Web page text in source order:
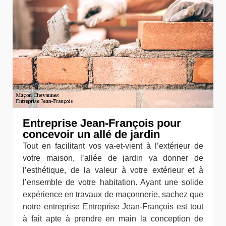
Entreprise Jean-François pour
concevoir un allé de jardin
Tout en facilitant vos va-et-vient à l’extérieur de
votre maison, l’allée de jardin va donner de
l’esthétique, de la valeur à votre extérieur et à
l’ensemble de votre habitation. Ayant une solide
expérience en travaux de maçonnerie, sachez que
notre entreprise Entreprise Jean-François est tout
à fait apte à prendre en main la conception de